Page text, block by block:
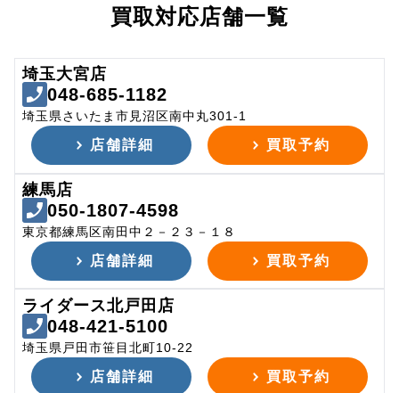
買取対応店舗一覧
埼玉大宮店
048-685-1182
埼玉県さいたま市見沼区南中丸301-1
店舗詳細 買取予約
練馬店
050-1807-4598
東京都練馬区南田中２－２３－１８
店舗詳細 買取予約
ライダース北戸田店
048-421-5100
埼玉県戸田市笹目北町10-22
店舗詳細 買取予約